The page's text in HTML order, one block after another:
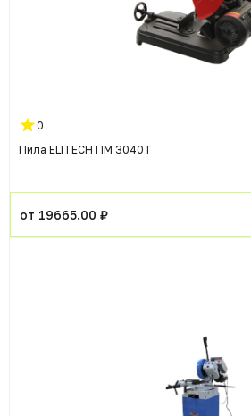
0
Пила ELITECH ПМ 3040Т
от 19665.00 ₽